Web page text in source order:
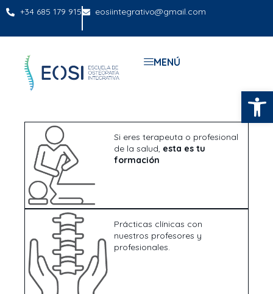
+34 685 179 915 eosiintegrativo@gmail.com
MENÚ
Si eres terapeuta o profesional
de la salud, esta es tu
formación
Prácticas clínicas con
nuestros profesores y
profesionales.